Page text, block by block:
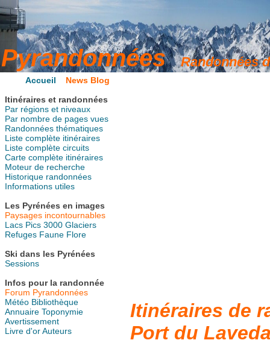
Accueil
News Blog
Itinéraires et randonnées
Par régions et niveaux
Par nombre de pages vues
Randonnées thématiques
Liste complète itinéraires
Liste complète circuits
Carte complète itinéraires
Moteur de recherche
Historique randonnées
Informations utiles
Les Pyrénées en images
Paysages incontournables
Lacs Pics 3000 Glaciers
Refuges Faune Flore
Ski dans les Pyrénées
Sessions
Infos pour la randonnée
Forum Pyrandonnées
Météo Bibliothèque
Annuaire Toponymie
Avertissement
Livre d'orAuteurs
Itinéraires de
Port du